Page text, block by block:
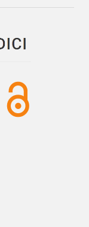
es: ¿cómo se